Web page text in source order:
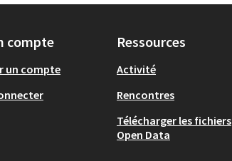
compte
un compte
Ressources
Activité
Rencontres
Télécharger les fichiers
Open Data